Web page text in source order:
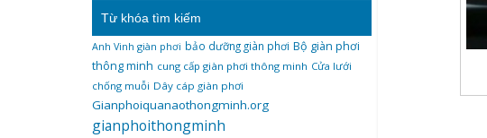
Từ khóa tìm kiếm
Anh Vinh giàn phơi bảo dưỡng giàn phơi Bộ giàn phơi
thông minh cung cấp giàn phơi thông minh Cửa lưới
chống muỗi Dây cáp giàn phơi
Gianphoiquanaothongminh.org
gianphoithongminh